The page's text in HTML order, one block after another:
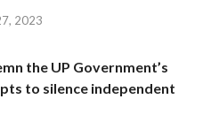
2023
the UP Government’s
to silence independent